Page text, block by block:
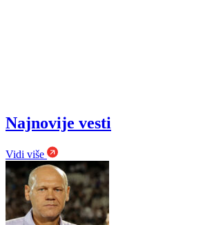
Najnovije vesti
Vidi više